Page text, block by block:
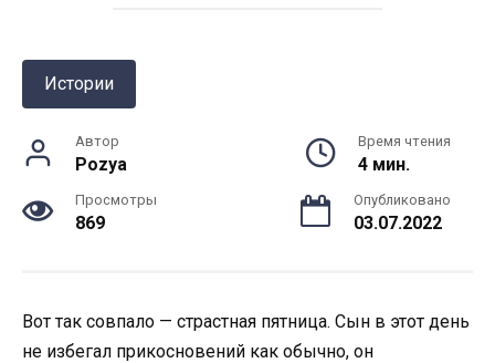
Истории
Автор
Pozya
Время чтения
4 мин.
Просмотры
869
Опубликовано
03.07.2022
Вот так совпало — страстная пятница. Сын в этот день
не избегал прикосновений как обычно, он